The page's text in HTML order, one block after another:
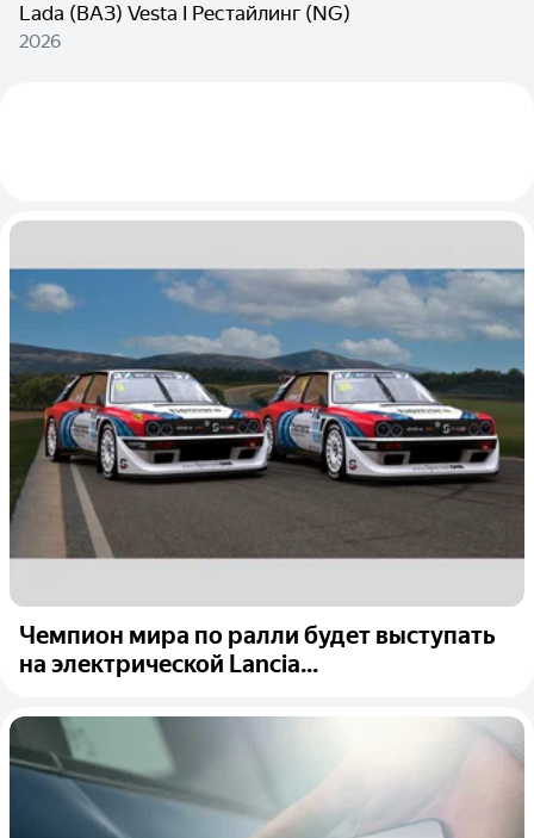
Lada (ВАЗ) Vesta I Рестайлинг (NG)
2026
Чемпион мира по ралли будет выступать
на электрической Lancia...